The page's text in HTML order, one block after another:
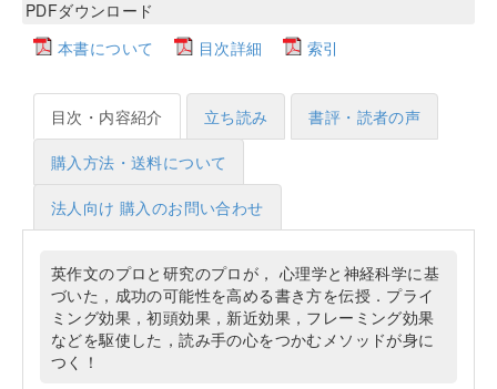
PDFダウンロード
本書について
目次詳細 索引
目次・内容紹介 立ち読み 書評・読者の声
購入方法・送料について
法人向け 購入のお問い合わせ
英作文のプロと研究のプロが， 心理学と神経科学に基
づいた，成功の可能性を高める書き方を伝授．プライ
ミング効果，初頭効果，新近効果，フレーミング効果
などを駆使した，読み手の心をつかむメソッドが身に
つく！